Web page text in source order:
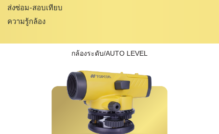
ส่งซ่อม-สอบเทียบ
ความรู้กล้อง
กล้องระดับ/AUTO LEVEL